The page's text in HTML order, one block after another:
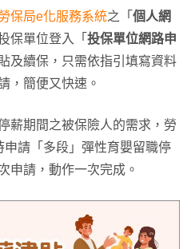
保局e化服務系統之「 個人網
保單位登入「 投保單位網路申
及續保，只需依指引填寫資料
，簡便又快速。
薪期間之被保險人的需求，勞
請「多段」彈性育嬰留職停
申請，動作一次完成。